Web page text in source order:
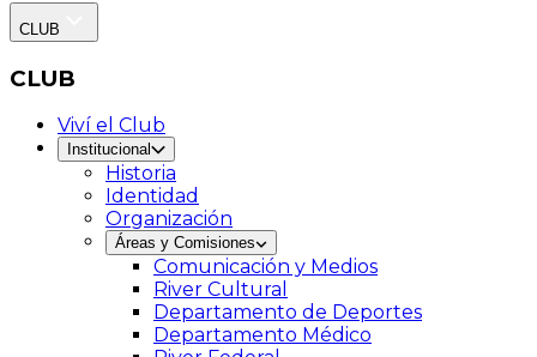
CLUB
CLUB
Viví el Club
Institucional
Historia
Identidad
Organización
Áreas y Comisiones
Comunicación y Medios
River Cultural
Departamento de Deportes
Departamento Médico